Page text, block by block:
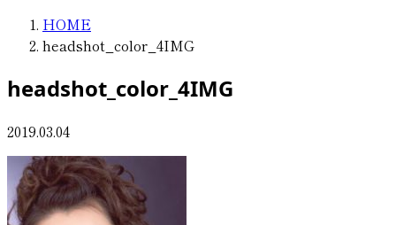
HOME
headshot_color_4IMG
headshot_color_4IMG
2019.03.04